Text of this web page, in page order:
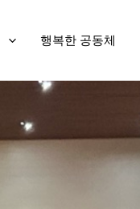
행복한 공동체